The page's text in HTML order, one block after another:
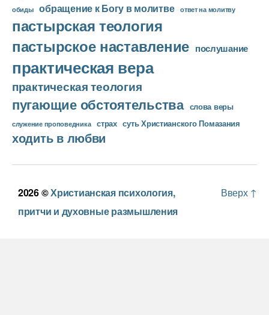
обиды обращение к Богу в молитве ответ на молитву
пастырская теология
пастырское наставление послушание
практическая вера
практическая теология
пугающие обстоятельства слова веры
служение проповедника страх суть Христианского Помазания
ходить в любви
2026 ©Христианская психология,
притчи и духовные размышления
Вверх ↑